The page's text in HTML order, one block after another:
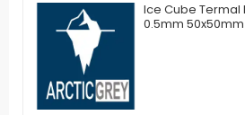
Ice Cube Termal
0.5mm 50x50mm